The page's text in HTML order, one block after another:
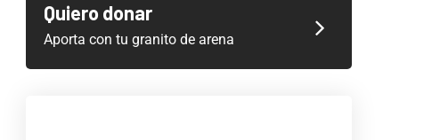
Quiero donar
Aporta con tu granito de arena